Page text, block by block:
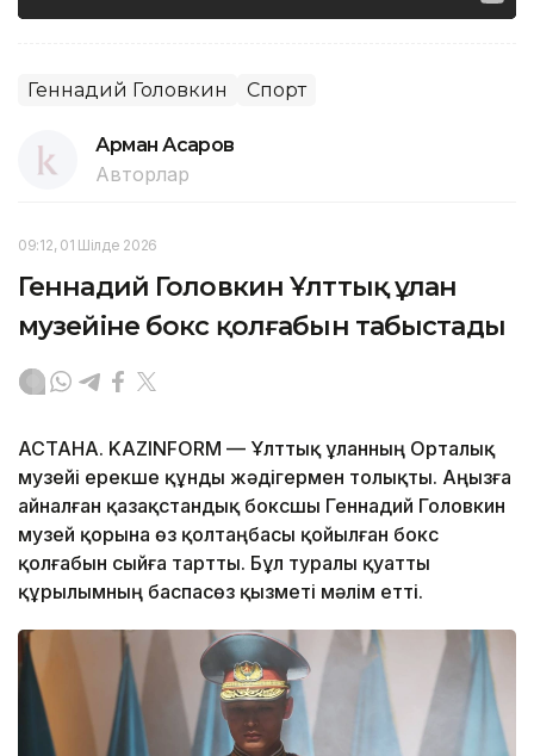
Геннадий Головкин Спорт
Арман Асқаров
Авторлар
09:12, 01 Шілде 2026
Геннадий Головкин Ұлттық ұлан
музейіне бокс қолғабын табыстады
АСТАНА. KAZINFORM — Ұлттық ұланның Орталық
музейі ерекше құнды жәдігермен толықты. Аңызға
айналған қазақстандық боксшы Геннадий Головкин
музей қорына өз қолтаңбасы қойылған бокс
қолғабын сыйға тартты. Бұл туралы қуатты
құрылымның баспасөз қызметі мәлім етті.